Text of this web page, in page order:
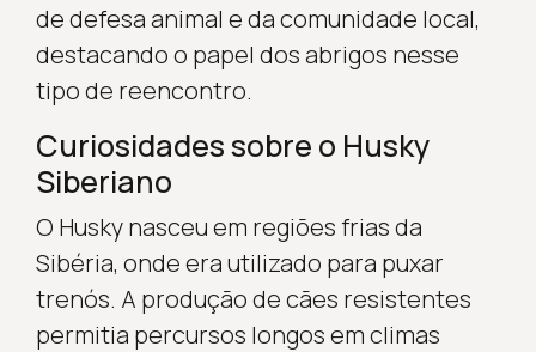
de defesa animal e da comunidade local,
destacando o papel dos abrigos nesse
tipo de reencontro.
Curiosidades sobre o Husky
Siberiano
O Husky nasceu em regiões frias da
Sibéria, onde era utilizado para puxar
trenós. A produção de cães resistentes
permitia percursos longos em climas